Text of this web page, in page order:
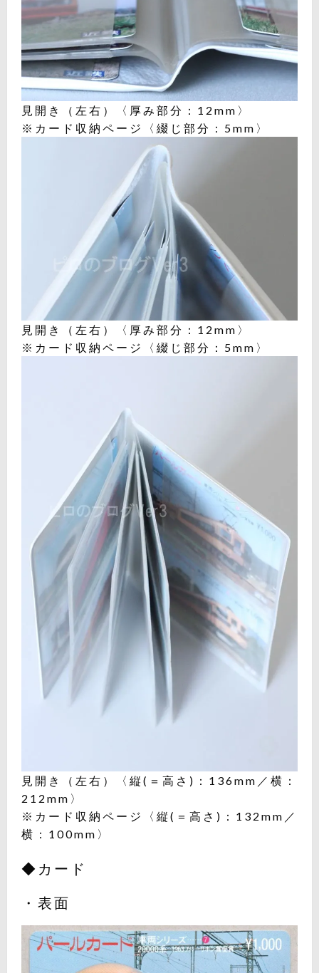
見開き（左右）〈厚み部分：12mm〉
※カード収納ページ〈綴じ部分：5mm〉
見開き（左右）〈厚み部分：12mm〉
※カード収納ページ〈綴じ部分：5mm〉
見開き（左右）〈縦(＝高さ)：136mm／横：
212mm〉
※カード収納ページ〈縦(＝高さ)：132mm／
横：100mm〉
◆カード
・表面